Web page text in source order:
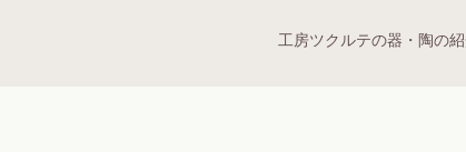
工房ツクルテの器・陶の